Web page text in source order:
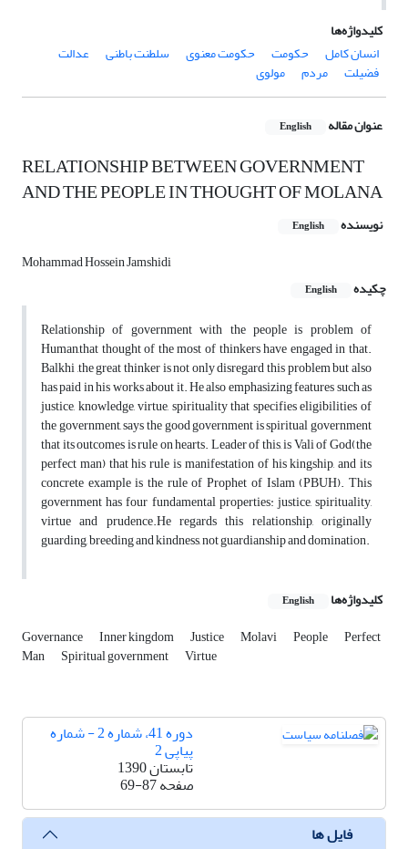
کلیدواژه‌ها
انسان کامل
حکومت حکومت معنوی سلطنت باطنی عدالت
فضیلت مردم مولوی
عنوان مقاله English
RELATIONSHIP BETWEEN GOVERNMENT
AND THE PEOPLE IN THOUGHT OF MOLANA
نویسنده English
Mohammad Hossein Jamshidi
چکیده
English
Relationship of government with the people is problem of
Human,that thought of the most of thinkers have engaged in that.
Balkhi ,the great thinker is not only disregard this problem but also
has paid in his works about it. He also emphasizing features such as
justice, knowledge, virtue, spirituality that specifies eligibilities of
the government, says the good government is spiritual government
that its outcomes is rule on hearts. Leader of this, is Vali of God(the
perfect man) that his rule is manifestation of his kingship, and its
concrete example is the rule of Prophet of Islam (PBUH). This
government has four fundamental properties: justice, spirituality,
virtue and prudence.He regards this relationship, originally
guarding, breeding and kindness, not guardianship and domination.
کلیدواژه‌ها English
Governance Inner kingdom Justice Molavi People Perfect
Man Spiritual government Virtue
دوره 41، شماره 2 - شماره
پیاپی 2
تابستان 1390
صفحه69-87
فایل ها